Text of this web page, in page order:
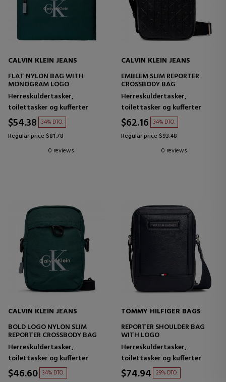
CALVIN KLEIN JEANS
FLAT NYLON BAG WITH
MONOGRAM LOGO
Herreskuldertasker,
toilettasker og kufferter
$54.38 34% DTO.
Regular price $81.78
0 reviews
CALVIN KLEIN JEANS
EMBLEM SLIM REPORTER
CROSSBODY BAG
Herreskuldertasker,
toilettasker og kufferter
$62.16 34% DTO.
Regular price $93.48
0 reviews
CALVIN KLEIN JEANS
BOLD LOGO NYLON SLIM
REPORTER CROSSBODY BAG
Herreskuldertasker,
toilettasker og kufferter
$46.60 34% DTO.
TOMMY HILFIGER BAGS
REPORTER SHOULDER BAG
WITH LOGO
Herreskuldertasker,
toilettasker og kufferter
$74.94 29% DTO.